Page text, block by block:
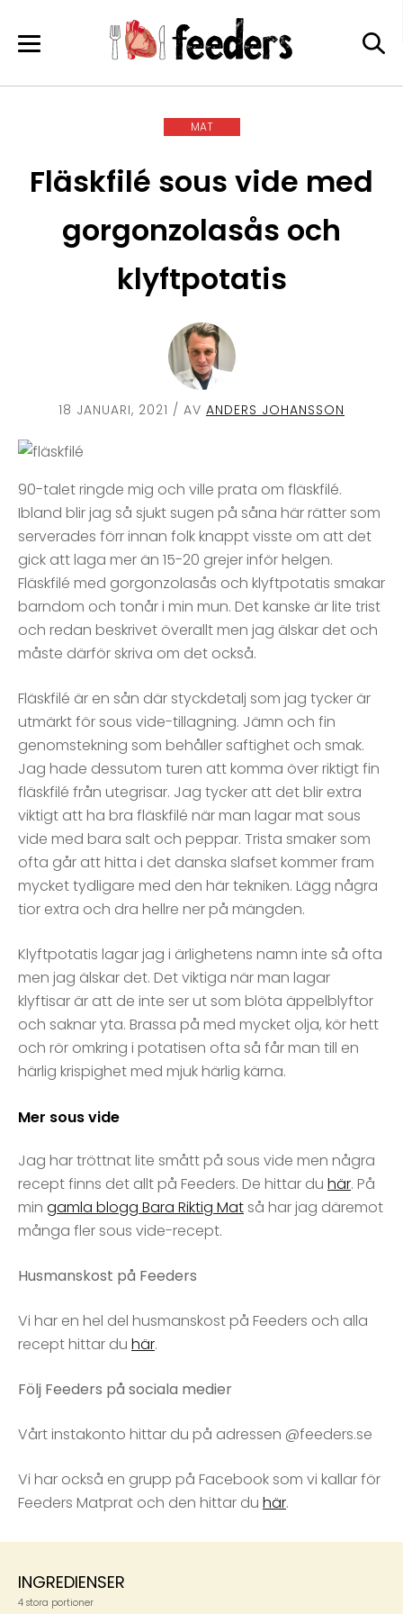
MAT
Fläskfilé sous vide med
gorgonzolasås och
klyftpotatis
18 JANUARI, 2021 / AV ANDERS JOHANSSON
90-talet ringde mig och ville prata om fläskfilé.
Ibland blir jag så sjukt sugen på såna här rätter som
serverades förr innan folk knappt visste om att det
gick att laga mer än 15-20 grejer inför helgen.
Fläskfilé med gorgonzolasås och klyftpotatis smakar
barndom och tonår i min mun. Det kanske är lite trist
och redan beskrivet överallt men jag älskar det och
måste därför skriva om det också.
Fläskfilé är en sån där styckdetalj som jag tycker är
utmärkt för sous vide-tillagning. Jämn och fin
genomstekning som behåller saftighet och smak.
Jag hade dessutom turen att komma över riktigt fin
fläskfilé från utegrisar. Jag tycker att det blir extra
viktigt att ha bra fläskfilé när man lagar mat sous
vide med bara salt och peppar. Trista smaker som
ofta går att hitta i det danska slafset kommer fram
mycket tydligare med den här tekniken. Lägg några
tior extra och dra hellre ner på mängden.
Klyftpotatis lagar jag i ärlighetens namn inte så ofta
men jag älskar det. Det viktiga när man lagar
klyftisar är att de inte ser ut som blöta äppelblyftor
och saknar yta. Brassa på med mycket olja, kör hett
och rör omkring i potatisen ofta så får man till en
härlig krispighet med mjuk härlig kärna.
Mer sous vide
Jag har tröttnat lite smått på sous vide men några
recept finns det allt på Feeders. De hittar du här. På
min gamla blogg Bara Riktig Matså har jag däremot
många fler sous vide-recept.
Husmanskost på Feeders
Vi har en hel del husmanskost på Feeders och alla
recept hittar du här.
Följ Feeders på sociala medier
Vårt instakonto hittar du på adressen @feeders.se
Vi har också en grupp på Facebook som vi kallar för
Feeders Matprat och den hittar du här.
INGREDIENSER
4 stora portioner